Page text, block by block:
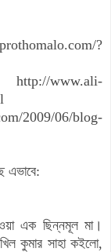
?
http://www.ali-
2009/06/blog-
এভাবে:
এক ছিন্নমূল মা।
কুমার সাহা কইলো,